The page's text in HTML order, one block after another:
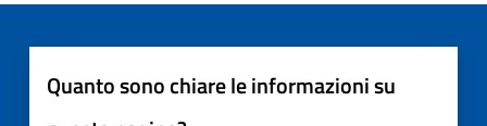
Quanto sono chiare le informazioni su